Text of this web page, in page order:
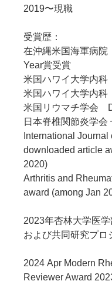
2019〜現職
受賞歴：
在沖縄米国海軍病
Year賞受賞
米国ハワイ大学内
米国ハワイ大学内
米国リウマチ学会
日本脊椎関節炎学会
International
downloaded article
2020)
Arthritis and
award (among Jan
2023年杏林大学医
および共同研究プロ
2024 Apr Modern
Reviewer Award